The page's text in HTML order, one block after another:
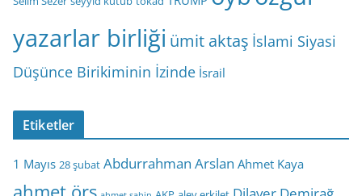
yazarlar birliği ümit aktaş İslami Siyasi
Düşünce Birikiminin İzinde İsrail
Etiketler
1 Mayıs 28 şubat Abdurrahman Arslan Ahmet Kaya